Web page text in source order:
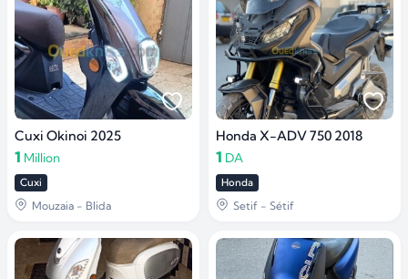
Cuxi Okinoi 2025
1 Million
Cuxi
Mouzaia - Blida
Honda X-ADV 750 2018
1 DA
Honda
Setif - Sétif